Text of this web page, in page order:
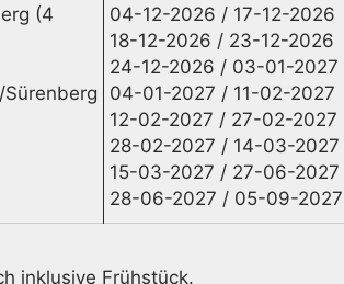
(4
04-12-2026 / 17-12-2026
18-12-2026 / 23-12-2026
24-12-2026 / 03-01-2027
04-01-2027 / 11-02-2027
12-02-2027 / 27-02-2027
28-02-2027 / 14-03-2027
15-03-2027 / 27-06-2027
28-06-2027 / 05-09-2027
inklusive Frühstück.